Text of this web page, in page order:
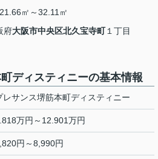
㎡～32.11㎡
府大阪市中央区北久宝寺町１丁目
ディスティニーの基本情報
レサンス堺筋本町ディスティニー
万円～12.901万円
円～8,990円